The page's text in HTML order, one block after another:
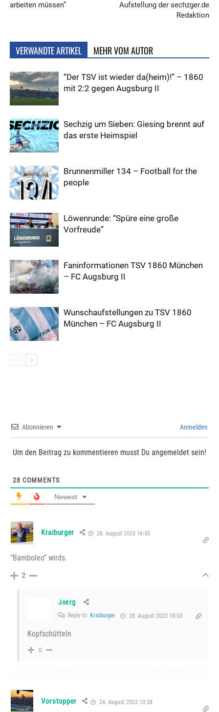
arbeiten müssen”
Aufstellung der sechzger.de
Redaktion
VERWANDTE ARTIKEL MEHR VOM AUTOR
“Der TSV ist wieder da(heim)!” – 1860
mit 2:2 gegen Augsburg II
Sechzig um Sieben: Giesing brennt auf
das erste Heimspiel
Brunnenmiller 134 – Football for the
people
Löwenrunde: “Spüre eine große
Vorfreude”
Faninformationen TSV 1860 München
– FC Augsburg II
Wunschaufstellungen zu TSV 1860
München – FC Augsburg II
Abonnieren Anmelden
Um den Beitrag zu kommentieren musst Du angemeldet sein!
28 COMMENTS
Newest
Kraiburger 28. August 2023 16:30
“Bamboleo” wirds.
2
Joerg
Reply to Kraiburger 28. August 2023 18:53
Kopfschütteln
0
Vorstopper 24. August 2023 10:28